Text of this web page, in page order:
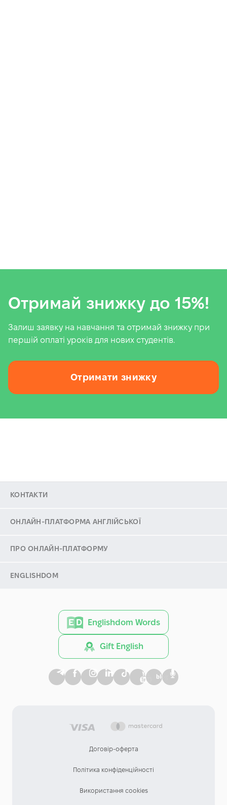
Отримай знижку до 15%!
Залиш заявку на навчання та отримай знижку при
першій оплаті уроків для нових студентів.
Отримати знижку
КОНТАКТИ
ОНЛАЙН-ПЛАТФОРМА АНГЛІЙСЬКОЇ
ПРО ОНЛАЙН-ПЛАТФОРМУ
ENGLISHDOM
Englishdom Words
Gift English
Договір-оферта
Політика конфіденційності
Використання cookies